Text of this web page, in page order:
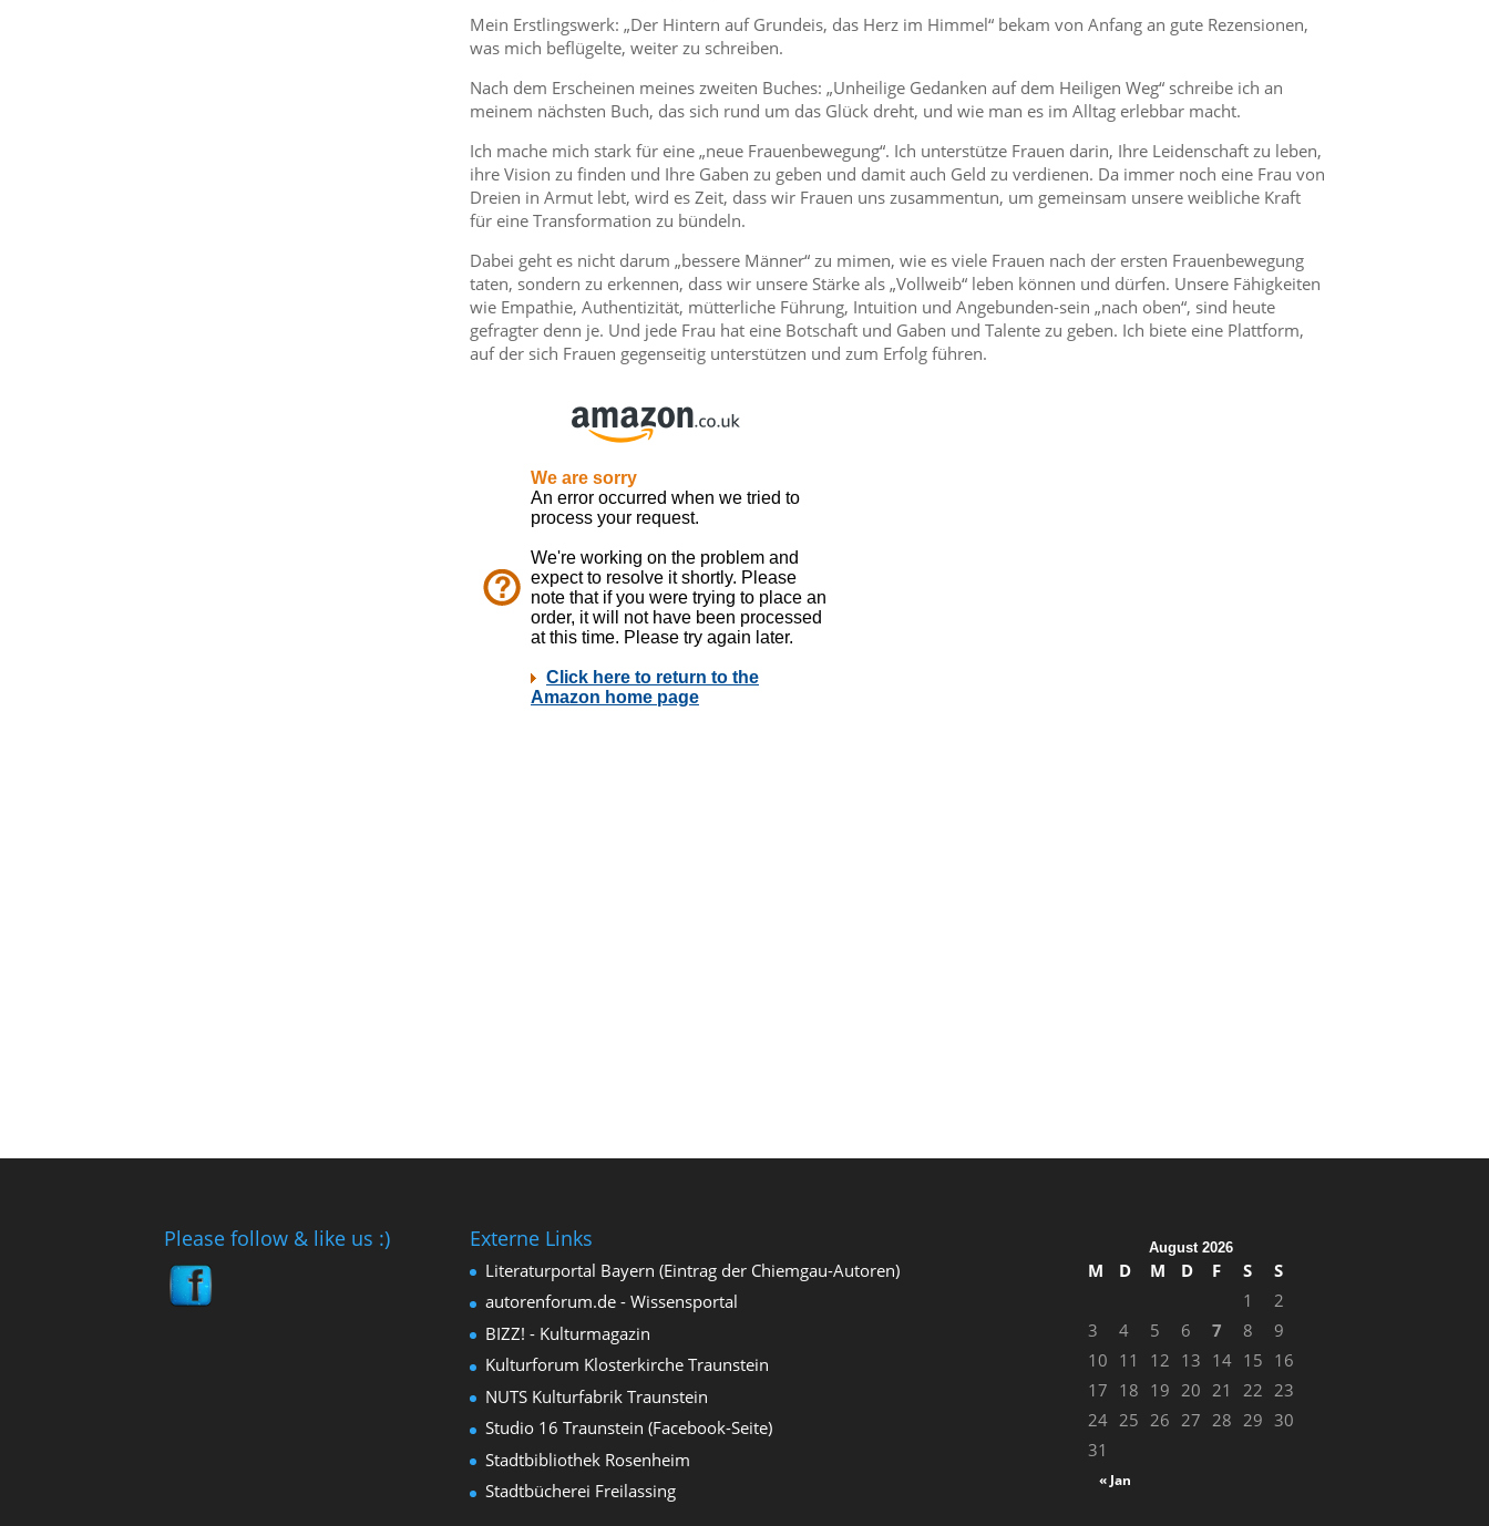
Mein Erstlingswerk: „Der Hintern auf Grundeis, das Herz im Himmel“ bekam von Anfang an gute Rezensionen,
was mich beflügelte, weiter zu schreiben.
Nach dem Erscheinen meines zweiten Buches: „Unheilige Gedanken auf dem Heiligen Weg“ schreibe ich an
meinem nächsten Buch, das sich rund um das Glück dreht, und wie man es im Alltag erlebbar macht.
Ich mache mich stark für eine „neue Frauenbewegung“. Ich unterstütze Frauen darin, Ihre Leidenschaft zu leben,
ihre Vision zu finden und Ihre Gaben zu geben und damit auch Geld zu verdienen. Da immer noch eine Frau von
Dreien in Armut lebt, wird es Zeit, dass wir Frauen uns zusammentun, um gemeinsam unsere weibliche Kraft
für eine Transformation zu bündeln.
Dabei geht es nicht darum „bessere Männer“ zu mimen, wie es viele Frauen nach der ersten Frauenbewegung
taten, sondern zu erkennen, dass wir unsere Stärke als „Vollweib“ leben können und dürfen. Unsere Fähigkeiten
wie Empathie, Authentizität, mütterliche Führung, Intuition und Angebunden-sein „nach oben“, sind heute
gefragter denn je. Und jede Frau hat eine Botschaft und Gaben und Talente zu geben. Ich biete eine Plattform,
auf der sich Frauen gegenseitig unterstützen und zum Erfolg führen.
Please follow & like us :) Externe Links
Literaturportal Bayern (Eintrag der Chiemgau-Autoren)
autorenforum.de - Wissensportal
BIZZ! - Kulturmagazin
Kulturforum Klosterkirche Traunstein
NUTS Kulturfabrik Traunstein
Studio 16 Traunstein (Facebook-Seite)
Stadtbibliothek Rosenheim
Stadtbücherei Freilassing
August 2026
M D M D F S S
« Jan
1
2
3
4 5 6 7 8
9
10 11 12 13 14 15 16
17 18 19 20 21 22 23
24 25 26 27 28 29 30
31